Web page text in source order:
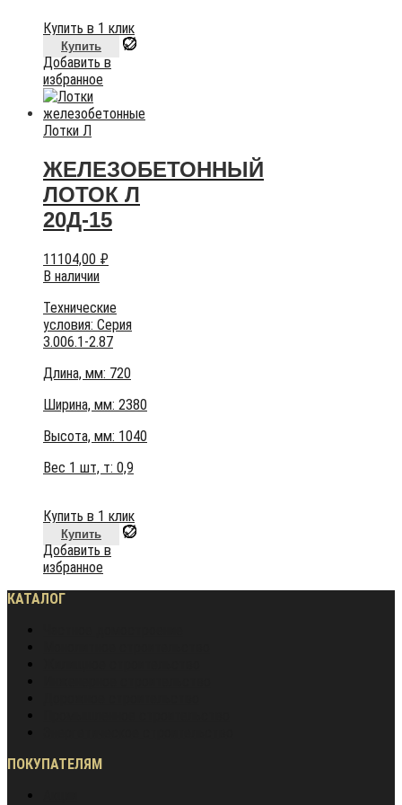
Купить в 1 клик
Купить
Добавить в
избранное
Лотки Л
ЖЕЛЕЗОБЕТОННЫЙ
ЛОТОК Л
20Д-15
11104,00 ₽
В наличии
Технические
условия: Серия
3.006.1-2.87
Длина, мм: 720
Ширина, мм: 2380
Высота, мм: 1040
Вес 1 шт, т: 0,9
Купить в 1 клик
Купить
Добавить в
избранное
КАТАЛОГ
ПОКУПАТЕЛЯМ